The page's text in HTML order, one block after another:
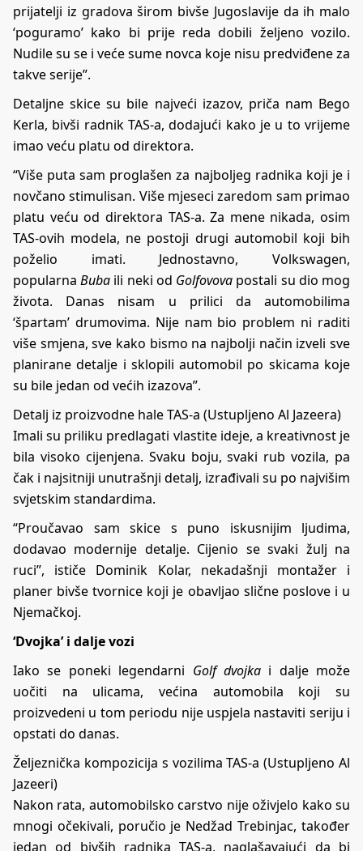
prijatelji iz gradova širom bivše Jugoslavije da ih malo
‘poguramo’ kako bi prije reda dobili željeno vozilo.
Nudile su se i veće sume novca koje nisu predviđene za
takve serije”.
Detaljne skice su bile najveći izazov, priča nam Bego
Kerla, bivši radnik TAS-a, dodajući kako je u to vrijeme
imao veću platu od direktora.
“Više puta sam proglašen za najboljeg radnika koji je i
novčano stimulisan. Više mjeseci zaredom sam primao
platu veću od direktora TAS-a. Za mene nikada, osim
TAS-ovih modela, ne postoji drugi automobil koji bih
poželio imati. Jednostavno, Volkswagen,
popularnaBuba ili neki od Golfovova postali su dio mog
života. Danas nisam u prilici da automobilima
‘špartam’ drumovima. Nije nam bio problem ni raditi
više smjena, sve kako bismo na najbolji način izveli sve
planirane detalje i sklopili automobil po skicama koje
su bile jedan od većih izazova”.
Detalj iz proizvodne hale TAS-a (Ustupljeno Al Jazeera)
Imali su priliku predlagati vlastite ideje, a kreativnost je
bila visoko cijenjena. Svaku boju, svaki rub vozila, pa
čak i najsitniji unutrašnji detalj, izrađivali su po najvišim
svjetskim standardima.
“Proučavao sam skice s puno iskusnijim ljudima,
dodavao modernije detalje. Cijenio se svaki žulj na
ruci”, ističe Dominik Kolar, nekadašnji montažer i
planer bivše tvornice koji je obavljao slične poslove i u
Njemačkoj.
‘Dvojka’ i dalje vozi
Iako se poneki legendarni Golf dvojkai dalje može
uočiti na ulicama, većina automobila koji su
proizvedeni u tom periodu nije uspjela nastaviti seriju i
opstati do danas.
Željeznička kompozicija s vozilima TAS-a (Ustupljeno Al
Jazeeri)
Nakon rata, automobilsko carstvo nije oživjelo kako su
mnogi očekivali, poručio je Nedžad Trebinjac, također
jedan od bivših radnika TAS-a, naglašavajući da bi